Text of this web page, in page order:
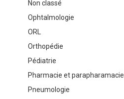
Non classé
Ophtalmologie
ORL
Orthopédie
Pédiatrie
Pharmacie et parapharamacie
Pneumologie